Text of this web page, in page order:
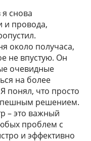
снова
и провода,
около получаса,
не впустую. Он
очевидные
на более
понял, что просто
решением.
– это важный
проблем с
и эффективно